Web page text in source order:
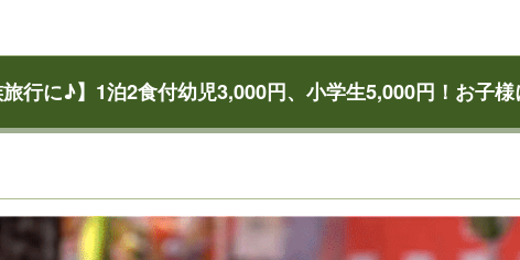
行に♪】1泊2食付幼児3,000円、小学生5,000円！お子